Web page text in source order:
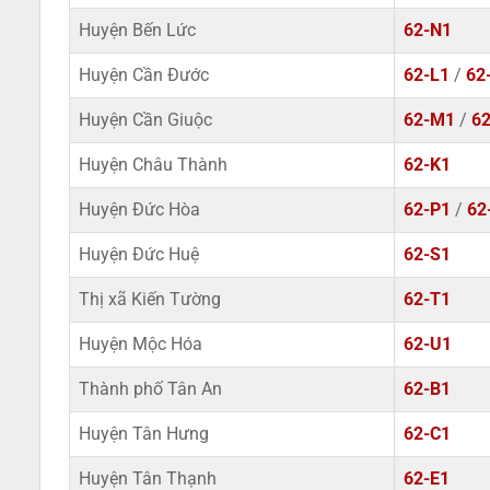
Huyện Bến Lức 62-N1
Huyện Cần Đước 62-L1 /
Huyện Cần Giuộc 62-M1 /
Huyện Châu Thành 62-K1
Huyện Đức Hòa 62-P1 /
Huyện Đức Huệ 62-S1
Thị xã Kiến Tường 62-T1
Huyện Mộc Hóa 62-U1
Thành phố Tân An 62-B1
Huyện Tân Hưng 62-C1
Huyện Tân Thạnh 62-E1